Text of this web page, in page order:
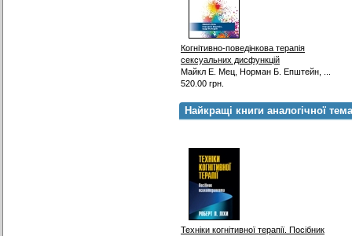
Когнітивно-поведінкова терапія
сексуальних дисфункцій
Майкл Е. Мец, Норман Б. Епштейн, ...
520.00 грн.
Найкращі книги аналогічної
Техніки когнітивної терапії. Посібник